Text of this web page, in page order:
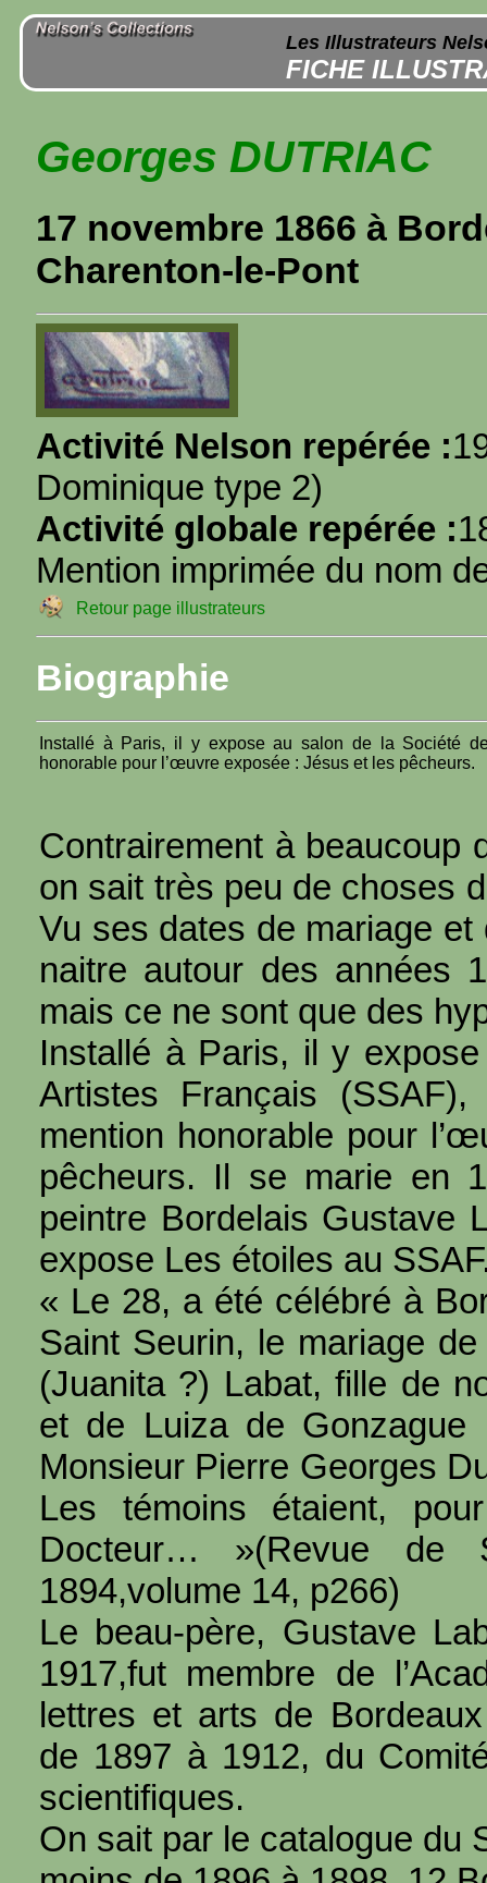
Les Illustrateurs
FICHE
Georges DUTRIAC
17 novembre 1866 à
Charenton-le-Pont
Activité Nelson repérée :
Dominique type 2)
Activité globale repérée :
Mention imprimée du nom
Retour page illustrateurs
Biographie
Installé à Paris, il y expose au salon de la Société
honorable pour l’œuvre exposée : Jésus et les pêcheurs.
Contrairement à beaucoup
on sait très peu de choses
Vu ses dates de mariage et
naitre autour des années
mais ce ne sont que des
Installé à Paris, il y
Artistes Français
mention honorable pour
pêcheurs. Il se marie en
peintre Bordelais Gustave
expose Les étoiles au
« Le 28, a été célébré à
Saint Seurin, le mariage
(Juanita ?) Labat, fille de
et de Luiza de Gonzague
Monsieur Pierre Georges
Les témoins étaient,
Docteur… »(Revue de
1894,volume 14, p266)
Le beau-père, Gustave
1917,fut membre de
lettres et arts de
de 1897 à 1912, du
scientifiques.
On sait par le catalogue du